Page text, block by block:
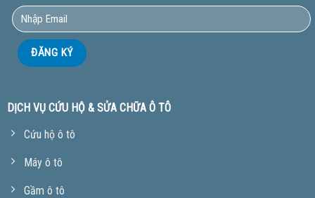
DỊCH VỤ CỨU HỘ & SỬA CHỮA Ô TÔ
Cứu hộ ô tô
Máy ô tô
Gầm ô tô